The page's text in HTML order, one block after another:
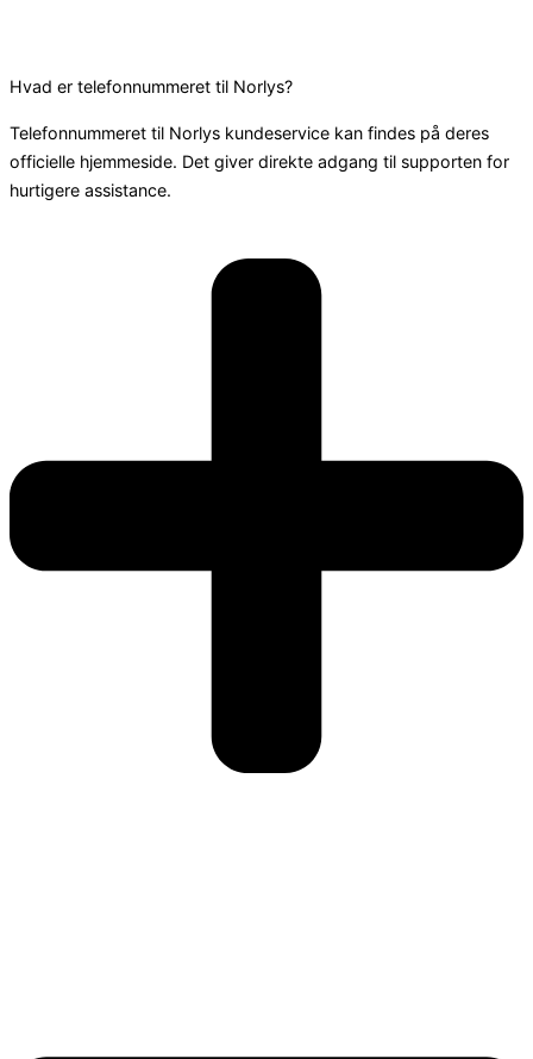
Hvad er telefonnummeret til Norlys?
Telefonnummeret til Norlys kundeservice kan findes på deres
officielle hjemmeside. Det giver direkte adgang til supporten for
hurtigere assistance.